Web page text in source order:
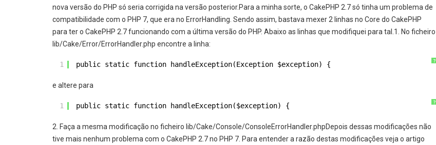
nova versão do PHP só seria corrigida na versão posterior.Para a minha sorte, o CakePHP 2.7 só tinha um problema de
compatibilidade com o PHP 7, que era no ErrorHandling. Sendo assim, bastava mexer 2 linhas no Core do CakePHP
para ter o CakePHP 2.7 funcionando com a última versão do PHP. Abaixo as linhas que modifiquei para tal.1. No ficheiro
lib/Cake/Error/ErrorHandler.php encontre a linha:
?
1 public static function handleException(Exception $exception) {
e altere para
?
1 public static function handleException($exception) {
2. Faça a mesma modificação no ficheiro lib/Cake/Console/ConsoleErrorHandler.phpDepois dessas modificações não
tive mais nenhum problema com o CakePHP 2.7 no PHP 7. Para entender a razão destas modificações veja o artigo